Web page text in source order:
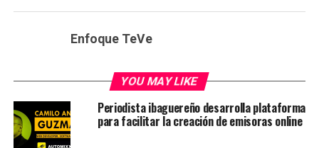
Enfoque TeVe
YOU MAY LIKE
Periodista ibaguereño desarrolla plataforma
para facilitar la creación de emisoras online